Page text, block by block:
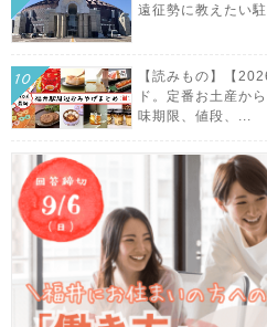
遠征勢に教えたい
【読みもの】【
ド。定番お土産か
味期限、値段、...